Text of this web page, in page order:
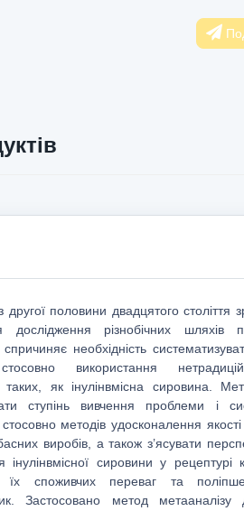
половини двадцятого століття
дослідження різнобічних шляхів
необхідність
використання
таких, як інулінвмісна сировина.
ступінь вивчення проблеми і
методів удосконалення
виробів, а також з’ясувати
інулінвмісної сировини у рецептурі
їх споживчих переваг та
Застосовано метод